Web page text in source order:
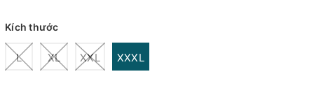
Kích thước
L XL XXL XXXL